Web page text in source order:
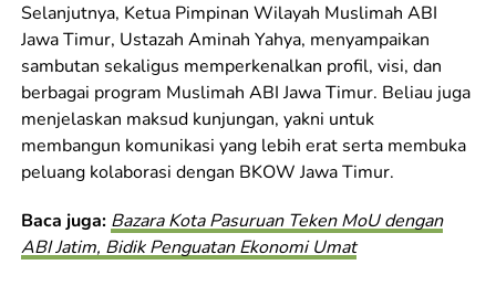
Selanjutnya, Ketua Pimpinan Wilayah Muslimah ABI
Jawa Timur, Ustazah Aminah Yahya, menyampaikan
sambutan sekaligus memperkenalkan profil, visi, dan
berbagai program Muslimah ABI Jawa Timur. Beliau juga
menjelaskan maksud kunjungan, yakni untuk
membangun komunikasi yang lebih erat serta membuka
peluang kolaborasi dengan BKOW Jawa Timur.
Baca juga: Bazara Kota Pasuruan Teken MoU dengan
ABI Jatim, Bidik Penguatan Ekonomi Umat